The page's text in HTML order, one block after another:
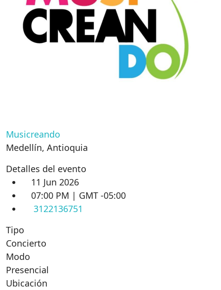
Musicreando
Medellín, Antioquia
Detalles del evento
11 Jun 2026
07:00 PM | GMT -05:00
3122136751
Tipo
Concierto
Modo
Presencial
Ubicación